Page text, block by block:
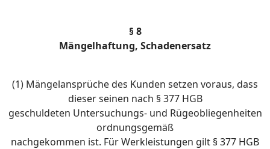
§ 8
Mängelhaftung, Schadenersatz
(1) Mängelansprüche des Kunden setzen voraus, dass
dieser seinen nach § 377 HGB
geschuldeten Untersuchungs- und Rügeobliegenheiten
ordnungsgemäß
nachgekommen ist. Für Werkleistungen gilt § 377 HGB